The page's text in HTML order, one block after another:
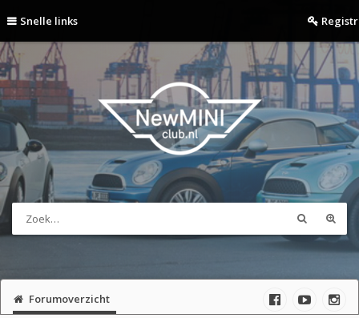
Snelle links
Forumoverzicht